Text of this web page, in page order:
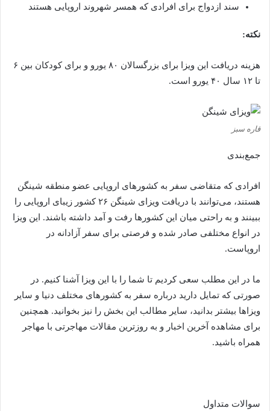
سند ازدواج برای افرادی که همسر شهروند اروپایی هستند
نکته:
هزینه دریافت این ویزا برای بزرگسالان ۸۰ یورو و برای کودکان بین ۶
تا ۱۲ سال ۴۰ یورو است.
قاره سبز
جمع‌بندی
افرادی که متقاضی سفر به کشورهای اروپایی عضو منطقه شینگن
هستند، می‌توانند با دریافت ویزای شینگن ۲۶ کشور زیبای اروپایی را
ببینند و به راحتی میان این کشورها رفت و آمد داشته باشند. این ویزا
در انواع مختلفی صادر شده و فرصتی برای سفر آزادانه در
اروپاست.
ما در این مطلب سعی کردیم تا شما را با این ویزا آشنا کنیم. در
صورتی که تمایل دارید درباره سفر به کشورهای مختلف دنیا و سایر
ویزاها بیشتر بدانید، سایر مطالب این بخش را نیز بخوانید. همچنین
برای مشاهده آخرین اخبار و به روزترین مقالات مهاجرتی با مهاجر
همراه باشید.
سوالات متداول